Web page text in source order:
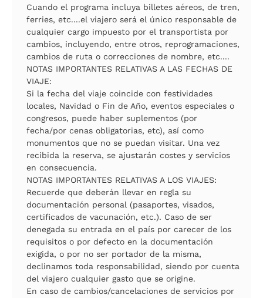
Cuando el programa incluya billetes aéreos, de tren,
ferries, etc....el viajero será el único responsable de
cualquier cargo impuesto por el transportista por
cambios, incluyendo, entre otros, reprogramaciones,
cambios de ruta o correcciones de nombre, etc....
NOTAS IMPORTANTES RELATIVAS A LAS FECHAS DE
VIAJE:
Si la fecha del viaje coincide con festividades
locales, Navidad o Fin de Año, eventos especiales o
congresos, puede haber suplementos (por
fecha/por cenas obligatorias, etc), así como
monumentos que no se puedan visitar. Una vez
recibida la reserva, se ajustarán costes y servicios
en consecuencia.
NOTAS IMPORTANTES RELATIVAS A LOS VIAJES:
Recuerde que deberán llevar en regla su
documentación personal (pasaportes, visados,
certificados de vacunación, etc.). Caso de ser
denegada su entrada en el país por carecer de los
requisitos o por defecto en la documentación
exigida, o por no ser portador de la misma,
declinamos toda responsabilidad, siendo por cuenta
del viajero cualquier gasto que se origine.
En caso de cambios/cancelaciones de servicios por